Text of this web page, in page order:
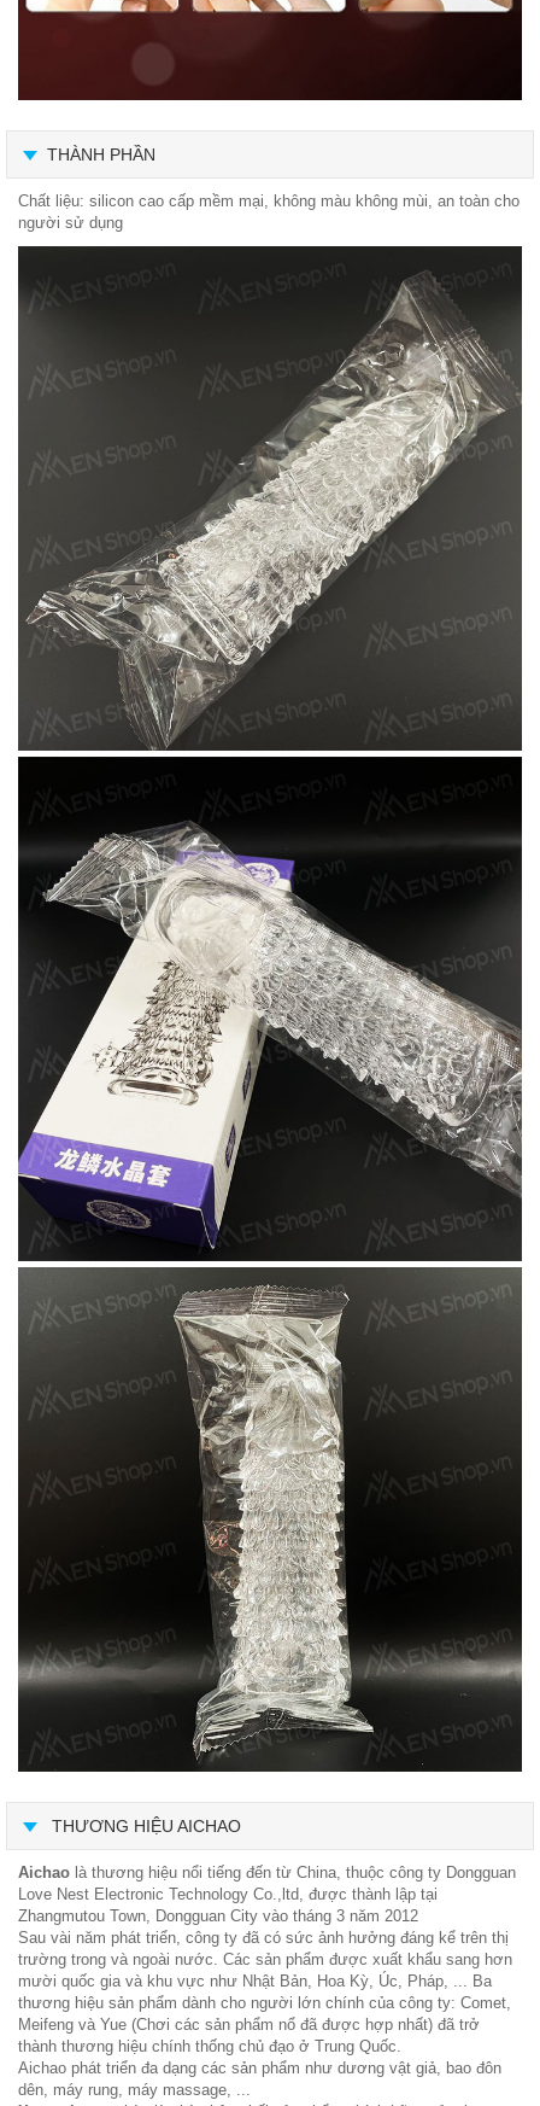
THÀNH PHẦN
Chất liệu: silicon cao cấp mềm mại, không màu không mùi, an toàn cho
người sử dụng
THƯƠNG HIỆU AICHAO
Aichao là thương hiệu nổi tiếng đến từ China, thuộc công ty Dongguan
Love Nest Electronic Technology Co.,ltd, được thành lập tại
Zhangmutou Town, Dongguan City vào tháng 3 năm 2012
Sau vài năm phát triển, công ty đã có sức ảnh hưởng đáng kể trên thị
trường trong và ngoài nước. Các sản phẩm được xuất khẩu sang hơn
mười quốc gia và khu vực như Nhật Bản, Hoa Kỳ, Úc, Pháp, ... Ba
thương hiệu sản phẩm dành cho người lớn chính của công ty: Comet,
Meifeng và Yue (Chơi các sản phẩm nổ đã được hợp nhất) đã trở
thành thương hiệu chính thống chủ đạo ở Trung Quốc.
Aichao phát triển đa dạng các sản phẩm như dương vật giả, bao đôn
dên, máy rung, máy massage, ...